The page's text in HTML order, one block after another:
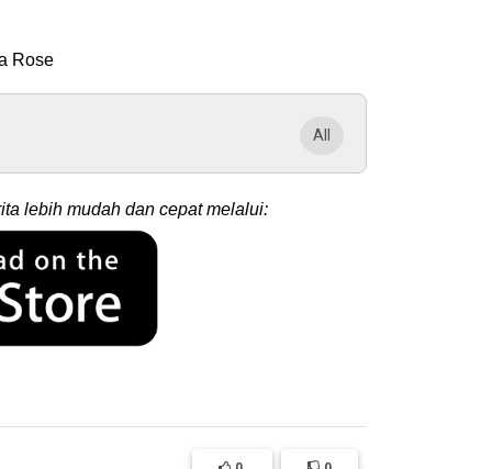
Rose
All
lebih mudah dan cepat melalui: